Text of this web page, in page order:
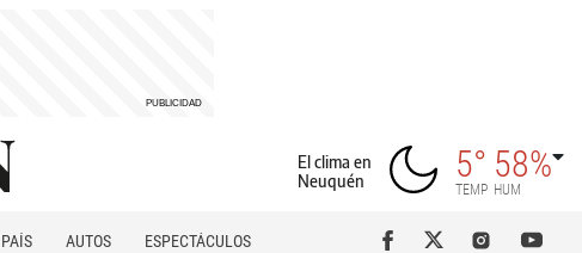
El clima en
Neuquén
5°
TEMP
58%
HUM
PAÍS AUTOS
ESPECTÁCULOS